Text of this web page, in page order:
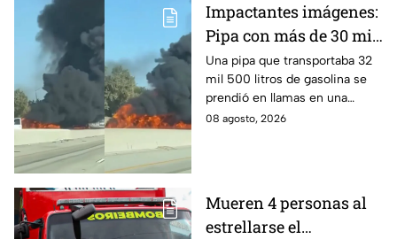
Impactantes imágenes:
Pipa con más de 30 mil
litros de gasolina
explota en plena
autopista
Una pipa que transportaba 32
mil 500 litros de gasolina se
prendió en llamas en una
autopista de Fresno, California.
08 agosto, 2026
Mueren 4 personas al
estrellarse el